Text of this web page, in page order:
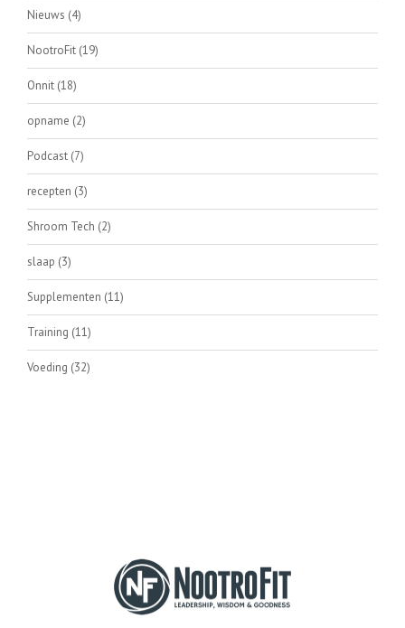
Nieuws (4)
NootroFit (19)
Onnit (18)
opname (2)
Podcast (7)
recepten (3)
Shroom Tech (2)
slaap (3)
Supplementen (11)
Training (11)
Voeding (32)